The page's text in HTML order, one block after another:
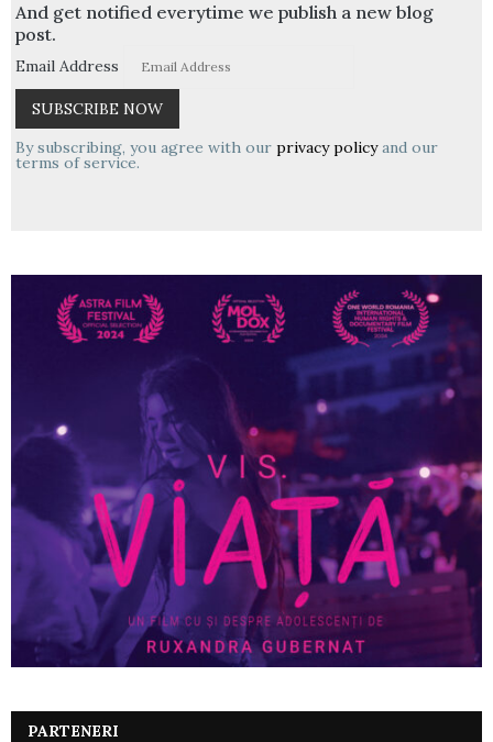
And get notified everytime we publish a new blog
post.
Email Address
By subscribing, you agree with our privacy policyand our
terms of service.
PARTENERI